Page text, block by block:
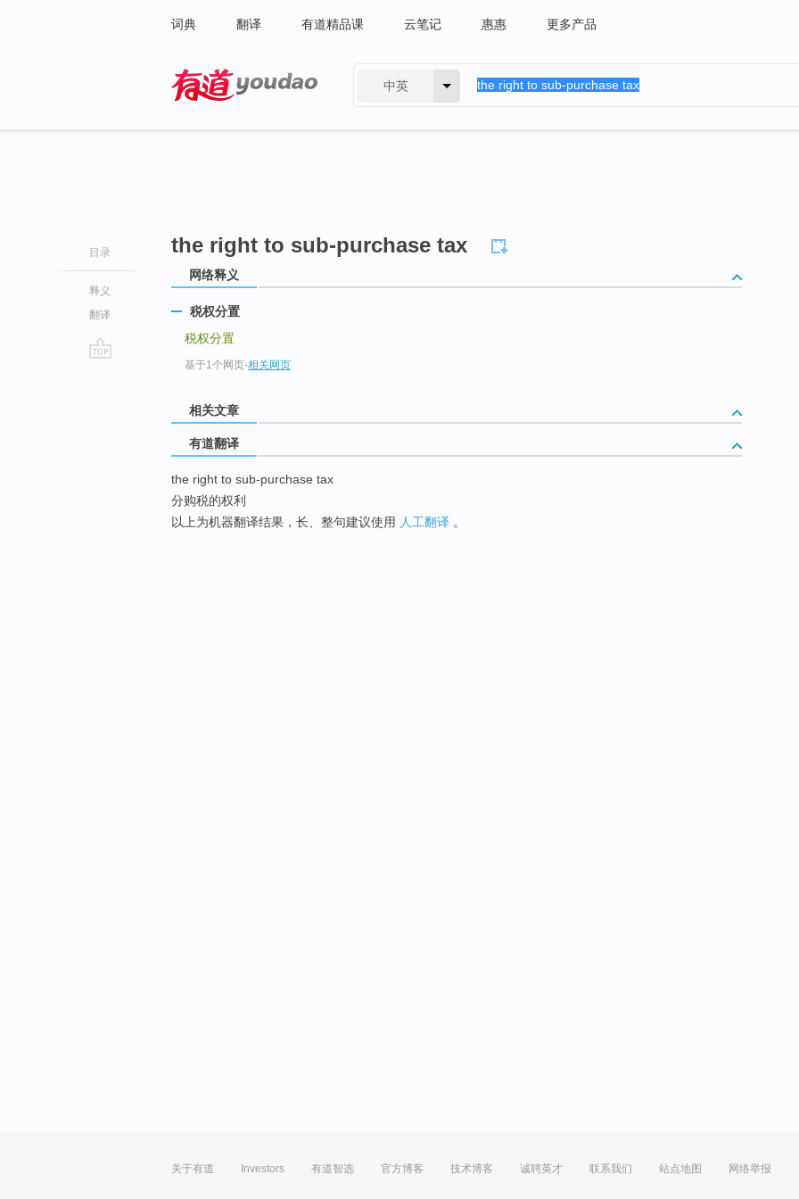
词典 翻译 有道精品课 云笔记 惠惠 更多产品
中英
目录
释义
翻译
the right to sub-purchase tax
网络释义
税权分置
税权分置
基于1个网页-相关网页
相关文章
有道翻译
the right to sub-purchase tax
分购税的权利
以上为机器翻译结果，长、整句建议使用 人工翻译 。
关于有道 Investors 有道智选 官方博客 技术博客 诚聘英才 联系我们 站点地图 网络举报